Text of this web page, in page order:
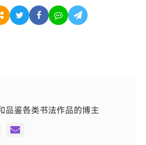
品鉴各类书法作品的博主